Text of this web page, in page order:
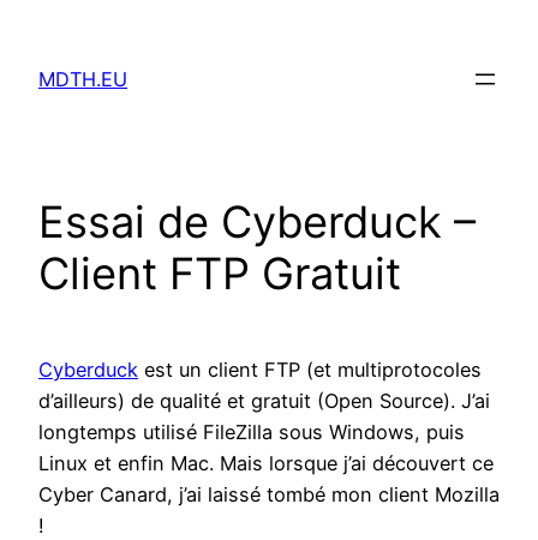
contenu
MDTH.EU
Essai de Cyberduck –
Client FTP Gratuit
Cyberduck est un client FTP (et multiprotocoles
d’ailleurs) de qualité et gratuit (Open Source). J’ai
longtemps utilisé FileZilla sous Windows, puis
Linux et enfin Mac. Mais lorsque j’ai découvert ce
Cyber Canard, j’ai laissé tombé mon client Mozilla
!